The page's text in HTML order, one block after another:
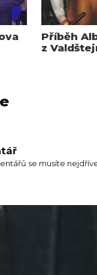
Příběh
z
se musíte